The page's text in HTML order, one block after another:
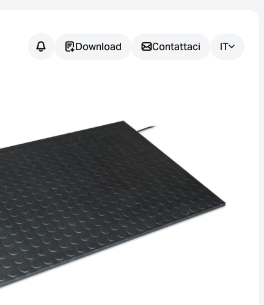
Download Contattaci IT
Siamo a vostra disposizione per
aiutarvi a trovare la soluzione di
sensori più adatta alla vostra
applicazione.